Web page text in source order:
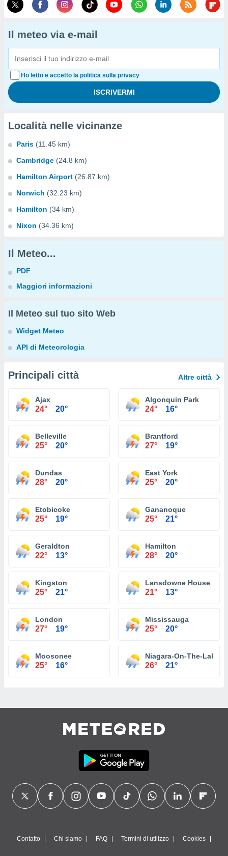
Il meteo via e-mail
Ho letto e accetto la politica sulla privacy
Località nelle vicinanze
Paris (11.45 km)
Cambridge (24.8 km)
Hamilton Airport (26.87 km)
Norwich (32.23 km)
Hamilton (34 km)
Nixon (34.36 km)
Il Meteo...
PDF
Maggiori informazioni
Il Meteo sul tuo sito Web
Widget Meteo
API di Meteorologia
Principali città Altre città
Ajax
24° 20°
Algonquin Park
24° 16°
Belleville
25° 20°
Brantford
27° 19°
Dundas
28° 20°
East York
25° 20°
Etobicoke
25° 19°
Gananoque
25° 21°
Geraldton
22° 13°
Hamilton
28° 20°
Kingston
25° 21°
Lansdowne House
21° 13°
London
27° 19°
Mississauga
25° 20°
Moosonee
25° 16°
Niagara-On-The-Lake
26° 21°
Contatto Chi siamo FAQ Termini di utilizzo Cookies